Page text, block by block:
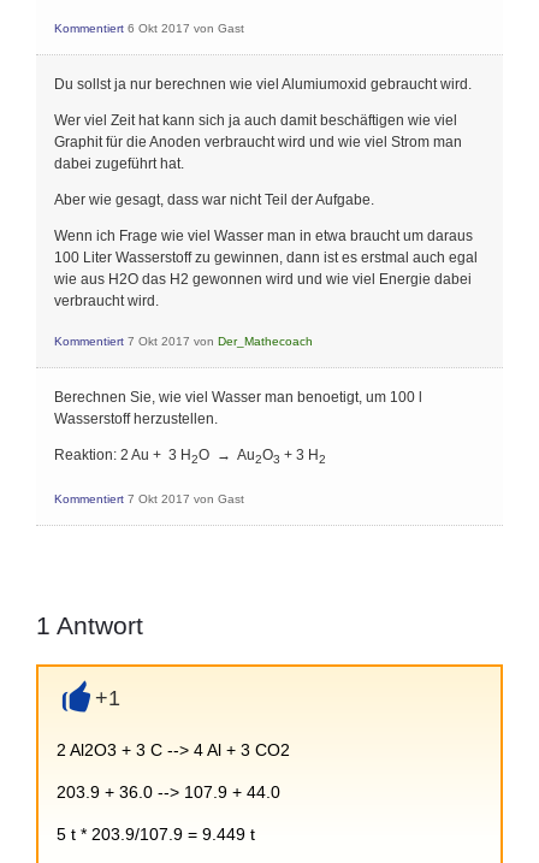
Kommentiert 6 Okt 2017 von Gast
Du sollst ja nur berechnen wie viel Alumiumoxid gebraucht wird.
Wer viel Zeit hat kann sich ja auch damit beschäftigen wie viel
Graphit für die Anoden verbraucht wird und wie viel Strom man
dabei zugeführt hat.
Aber wie gesagt, dass war nicht Teil der Aufgabe.
Wenn ich Frage wie viel Wasser man in etwa braucht um daraus
100 Liter Wasserstoff zu gewinnen, dann ist es erstmal auch egal
wie aus H2O das H2 gewonnen wird und wie viel Energie dabei
verbraucht wird.
Kommentiert 7 Okt 2017 von Der_Mathecoach
Berechnen Sie, wie viel Wasser man benoetigt, um 100 l
Wasserstoff herzustellen.
Reaktion: 2 Au + 3 H2O → Au2O3 + 3 H2
Kommentiert 7 Okt 2017 von Gast
1 Antwort
+1
2 Al2O3 + 3 C --> 4 Al + 3 CO2
203.9 + 36.0 --> 107.9 + 44.0
5 t * 203.9/107.9 = 9.449 t